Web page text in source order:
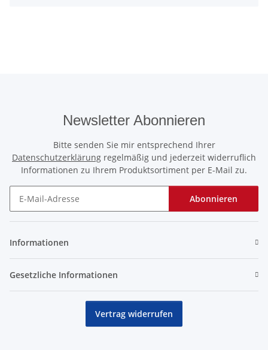
Newsletter Abonnieren
Bitte senden Sie mir entsprechend Ihrer
Datenschutzerklärung regelmäßig und jederzeit widerruflich
Informationen zu Ihrem Produktsortiment per E-Mail zu.
Abonnieren
Informationen
Gesetzliche Informationen
Vertrag widerrufen